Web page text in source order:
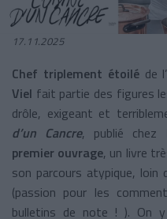
17.11.2025
Chef triplement étoiléde l’
Viel fait partie des figures
drôle, exigeant et
d’un Cancre, publié chez
premier ouvrage, un livre
son parcours atypique,
(passion pour les
bulletins de note ! ). On y